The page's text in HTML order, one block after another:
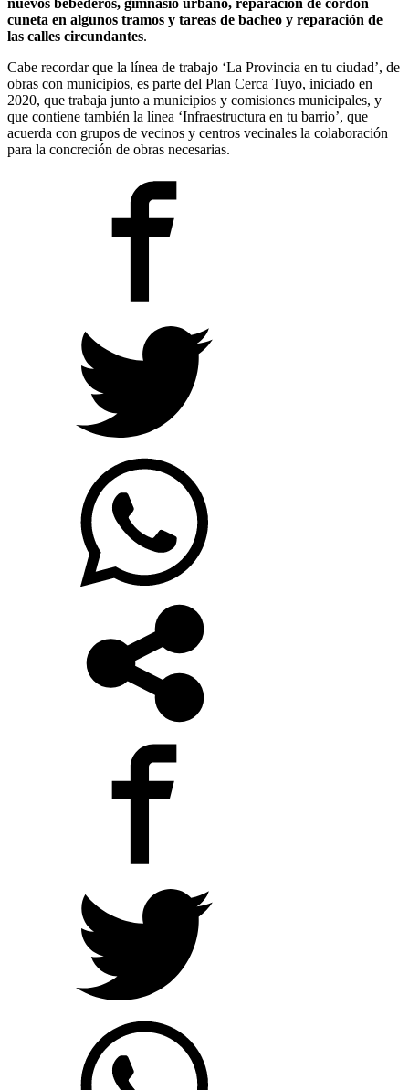
nuevos bebederos, gimnasio urbano, reparación de cordón
cuneta en algunos tramos y tareas de bacheo y reparación de
las calles circundantes.
Cabe recordar que la línea de trabajo ‘La Provincia en tu ciudad’, de
obras con municipios, es parte del Plan Cerca Tuyo, iniciado en
2020, que trabaja junto a municipios y comisiones municipales, y
que contiene también la línea ‘Infraestructura en tu barrio’, que
acuerda con grupos de vecinos y centros vecinales la colaboración
para la concreción de obras necesarias.